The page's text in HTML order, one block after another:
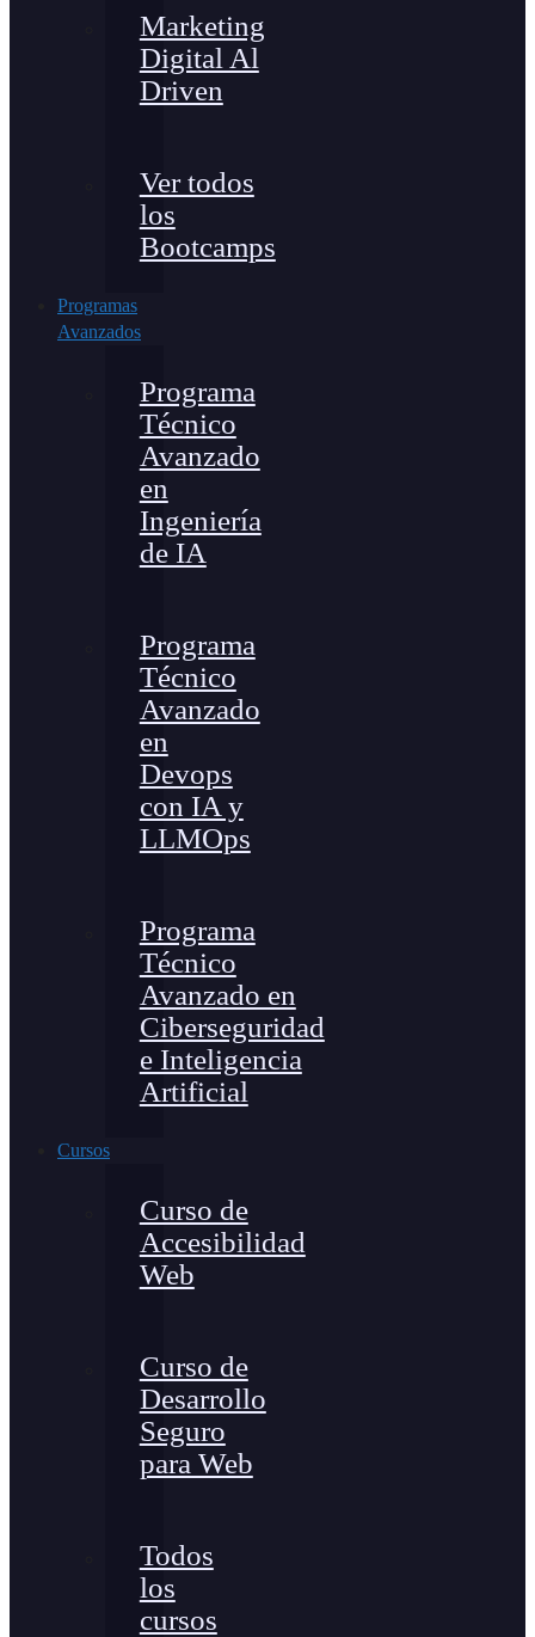
Marketing
Digital Al
Driven
Ver todos
los
Bootcamps
Programas
Avanzados
Programa
Técnico
Avanzado
en
Ingeniería
de IA
Programa
Técnico
Avanzado
en
Devops
con IA y
LLMOps
Programa
Técnico
Avanzado en
Ciberseguridad
e Inteligencia
Artificial
Cursos
Curso de
Accesibilidad
Web
Curso de
Desarrollo
Seguro
para Web
Todos
los
cursos